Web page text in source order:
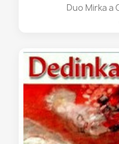
Duo Mirka a